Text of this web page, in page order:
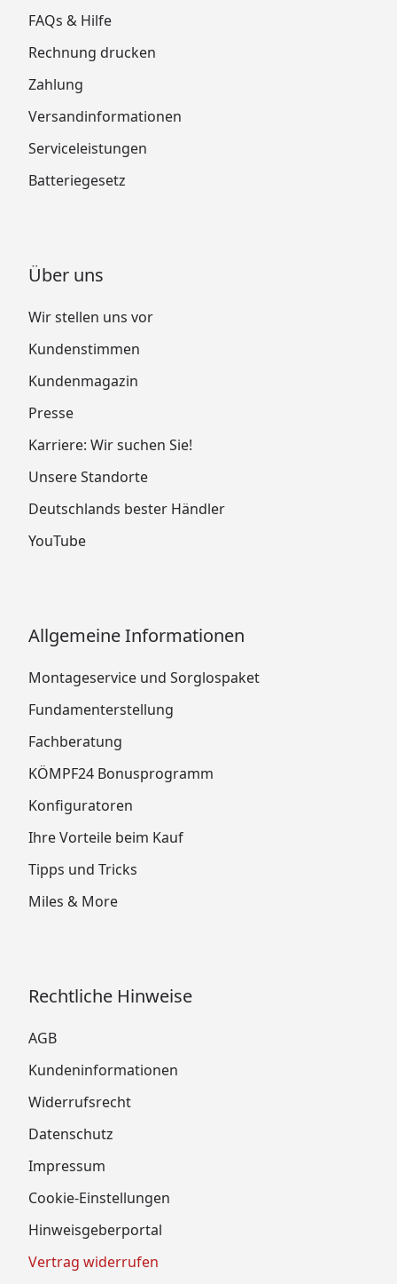
FAQs & Hilfe
Rechnung drucken
Zahlung
Versandinformationen
Serviceleistungen
Batteriegesetz
Über uns
Wir stellen uns vor
Kundenstimmen
Kundenmagazin
Presse
Karriere: Wir suchen Sie!
Unsere Standorte
Deutschlands bester Händler
YouTube
Allgemeine Informationen
Montageservice und Sorglospaket
Fundamenterstellung
Fachberatung
KÖMPF24 Bonusprogramm
Konfiguratoren
Ihre Vorteile beim Kauf
Tipps und Tricks
Miles & More
Rechtliche Hinweise
AGB
Kundeninformationen
Widerrufsrecht
Datenschutz
Impressum
Cookie-Einstellungen
Hinweisgeberportal
Vertrag widerrufen